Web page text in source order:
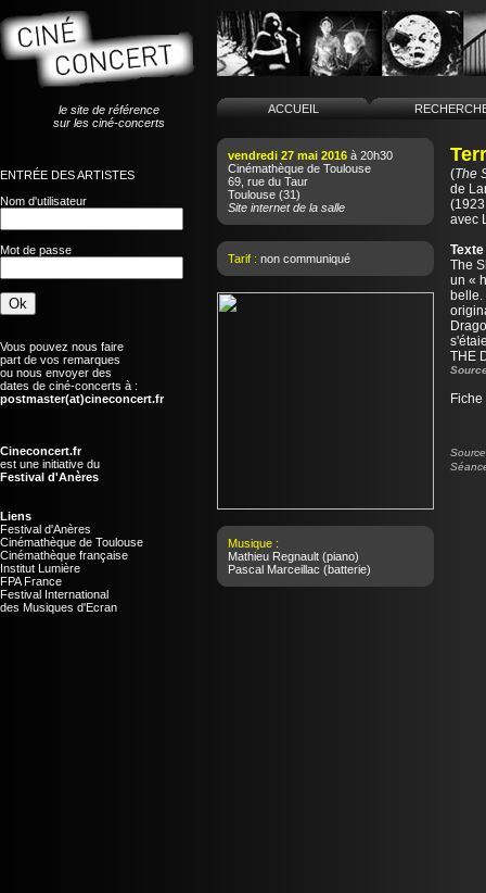
le site de référence
sur les ciné-concerts
ENTRÉE DES ARTISTES
Nom d'utilisateur
Mot de passe
Vous pouvez nous faire
part de vos remarques
ou nous envoyer des
dates de ciné-concerts à :
postmaster(at)cineconcert.fr
Cineconcert.fr
est une initiative du
Festival d'Anères
Liens
Festival d'Anères
Cinémathèque de Toulouse
Cinémathèque française
Institut Lumière
FPA France
Festival International
des Musiques d'Ecran
ACCUEIL
vendredi 27 mai 2016 à 20h30
Cinémathèque de Toulouse
69, rue du Taur
Toulouse (31)
Site internet de la salle
Tarif : non communiqué
Musique :
Mathieu Regnault (piano)
Pascal Marceillac (batterie)
(The
de
avec
The
un «
belle.
THE